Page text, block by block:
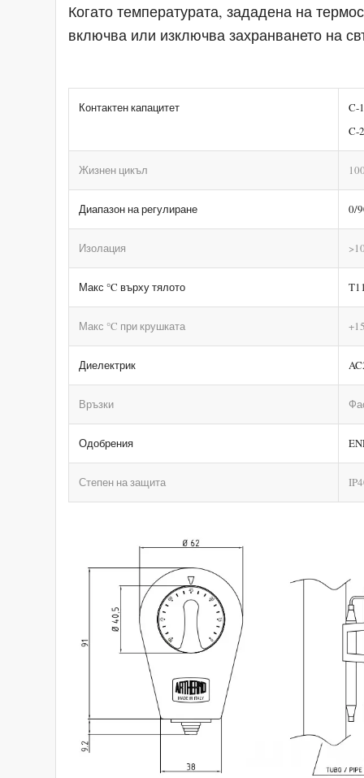
Когато температурата, зададена на
включва или изключва захранването на
Контактен капацитет
C-
C-
Жизнен цикъл
Диапазон на регулиране 0/
Изолация
Макс °C върху тялото
Макс °C при крушката
Диелектрик
Връзки
Одобрения
Степен на защита